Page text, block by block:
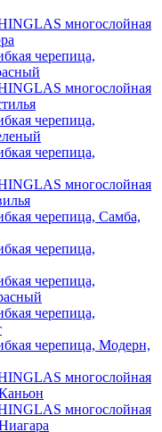
многослойная
черепица,
многослойная
черепица,
черепица,
многослойная
черепица, Самба,
черепица,
черепица,
черепица,
черепица, Модерн,
многослойная
многослойная